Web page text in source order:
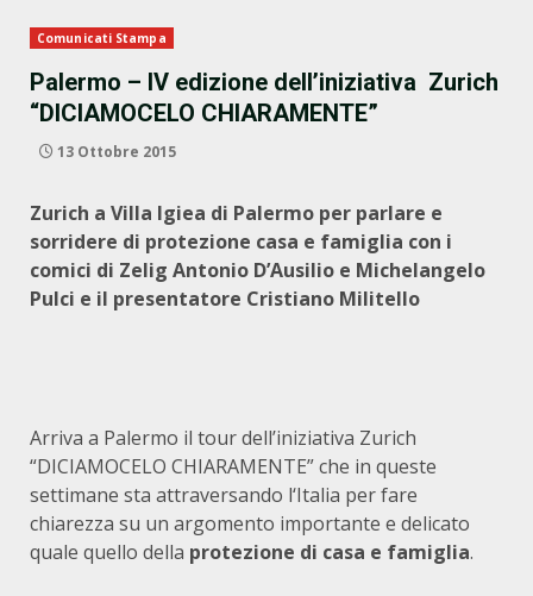
Comunicati Stampa
Palermo – IV edizione dell’iniziativa Zurich
“DICIAMOCELO CHIARAMENTE”
13 Ottobre 2015
Zurich a Villa Igiea di Palermo per parlare e
sorridere di protezione casa e famiglia con i
comici di Zelig Antonio D’Ausilio e Michelangelo
Pulci e il presentatore Cristiano Militello
Arriva a Palermo il tour dell’iniziativa Zurich
“DICIAMOCELO CHIARAMENTE” che in queste
settimane sta attraversando l‘Italia per fare
chiarezza su un argomento importante e delicato
quale quello della protezione di casa e famiglia.